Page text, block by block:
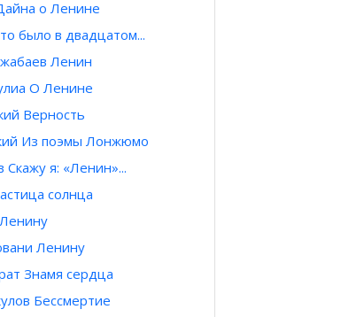
о Ленине
было в двадцатом...
Ленин
О Ленине
Верность
Из поэмы Лонжюмо
Скажу я: «Ленин»...
солнца
Ленину
Знамя сердца
Бессмертие